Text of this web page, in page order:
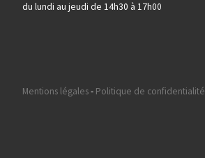
du lundi au jeudi de 14h30 à 17h00
Mentions légales- Politique de confidentialité